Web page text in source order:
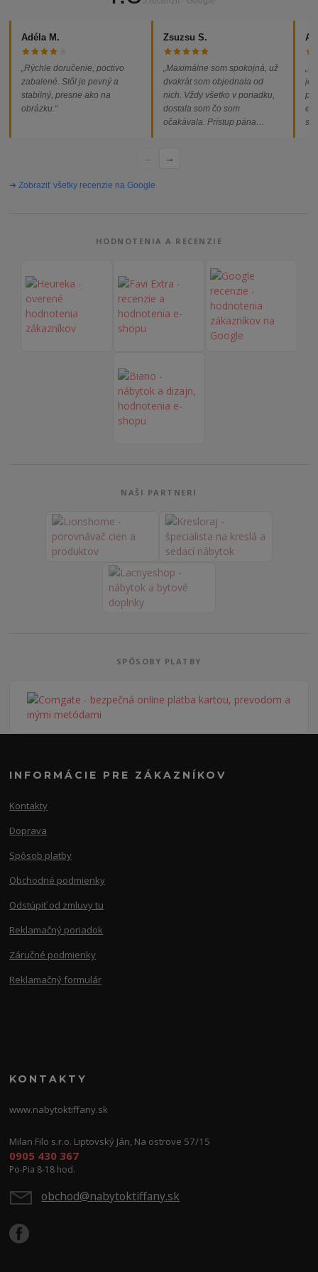
Adéla M.
„Rýchle doručenie, poctivo
zabalené. Stôl je pevný a
stabilný, presne ako na
obrázku.“
Zsuzsu S.
„Maximálne som spokojná, už
dvakrát som objednala od
nich. Vždy všetko v poriadku,
dostala som čo som
očakávala. Prístup pána
problémov. Vrele odporúčam!“
→
➔ Zobraziť všetky recenzie na Google
HODNOTENIA A RECENZIE
NAŠI PARTNERI
SPÔSOBY PLATBY
INFORMÁCIE PRE ZÁKAZNÍKOV
Kontakty
Doprava
Spôsob platby
Obchodné podmienky
Odstúpiť od zmluvy tu
Reklamačný poriadok
Záručné podmienky
Reklamačný formulár
KONTAKTY
www.nabytoktiffany.sk
Milan Filo s.r.o. Liptovský Ján, Na ostrove 57/15
0905 430 367
Po-Pia 8-18 hod.
obchod@nabytoktiffany.sk